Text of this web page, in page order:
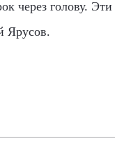
через голову.
Ярусов.